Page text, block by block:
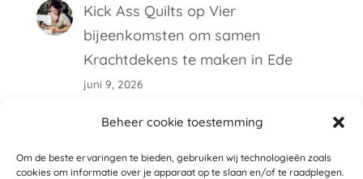
Beheer cookie toestemming
Om de beste ervaringen te bieden, gebruiken wij technologieën zoals
cookies om informatie over je apparaat op te slaan en/of te raadplegen.
Kick Ass Quilts opVier
bijeenkomsten om samen
Krachtdekens te maken in Ede
juni 9, 2026
een winkelcentrum. Het adres is…